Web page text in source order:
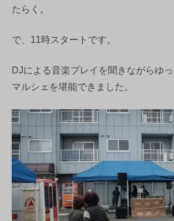
たらく。
で、11時スタートです。
DJによる音楽プレイを聞きながらゆ
マルシェを堪能できました。